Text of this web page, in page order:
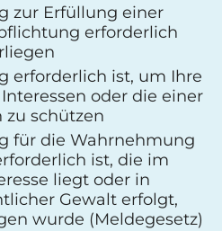
zur Erfüllung einer
erforderlich
erforderlich ist, um Ihre
oder die einer
zu schützen
für die Wahrnehmung
ist, die im
liegt oder in
Gewalt erfolgt,
wurde (Meldegesetz)